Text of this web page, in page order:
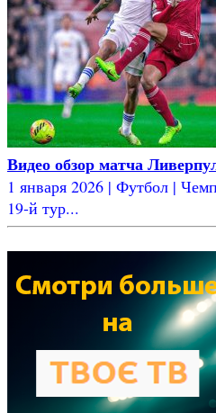
Видео обзор матча
1 января 2026 | Футбол |
19-й тур...